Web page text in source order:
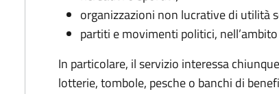
organizzazioni non lucrative di utilità
partiti e movimenti politici,
In particolare, il servizio interessa
lotterie, tombole, pesche o banchi di